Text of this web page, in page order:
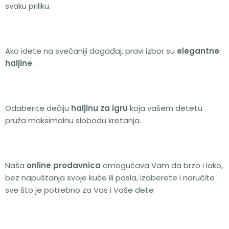
svaku priliku.
Ako idete na svečaniji događaj, pravi izbor su elegantne
haljine.
Odaberite dečiju haljinu za igru koja vašem detetu
pruža maksimalnu slobodu kretanja.
Naša online prodavnica omogućava Vam da brzo i lako,
bez napuštanja svoje kuće ili posla, izaberete i naručite
sve što je potrebno za Vas i Vaše dete